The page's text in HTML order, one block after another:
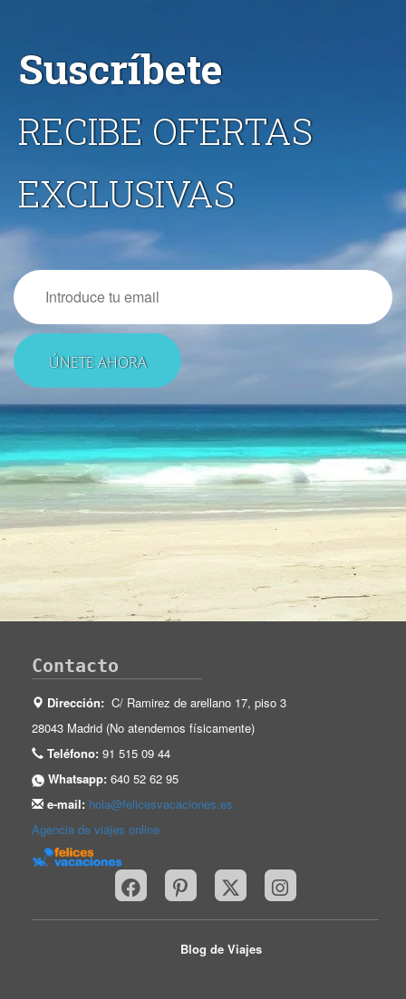
Suscríbete
RECIBE OFERTAS
EXCLUSIVAS
Email
Contacto
Dirección: C/ Ramirez de arellano 17, piso 3
28043 Madrid (No atendemos físicamente)
Teléfono: 91 515 09 44
Whatsapp: 640 52 62 95
e-mail: hola@felicesvacaciones.es
Agencia de viajes online
Blog de Viajes